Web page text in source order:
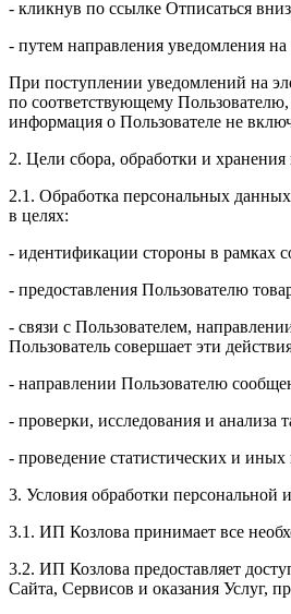
- кликнув по ссылке Отписаться
- путем направления уведомления
При поступлении уведомлений на
по соответствующему
информация о Пользователе не
2. Цели сбора, обработки и
2.1. Обработка персональных
в целях:
- идентификации стороны в рамках
- предоставления Пользователю
- связи с Пользователем,
Пользователь совершает эти
- направлении Пользователю
- проверки, исследования и
- проведение статистических и
3. Условия обработки персональной
3.1. ИП Козлова принимает все
3.2. ИП Козлова предоставляет
Сайта, Сервисов и оказания Услуг,